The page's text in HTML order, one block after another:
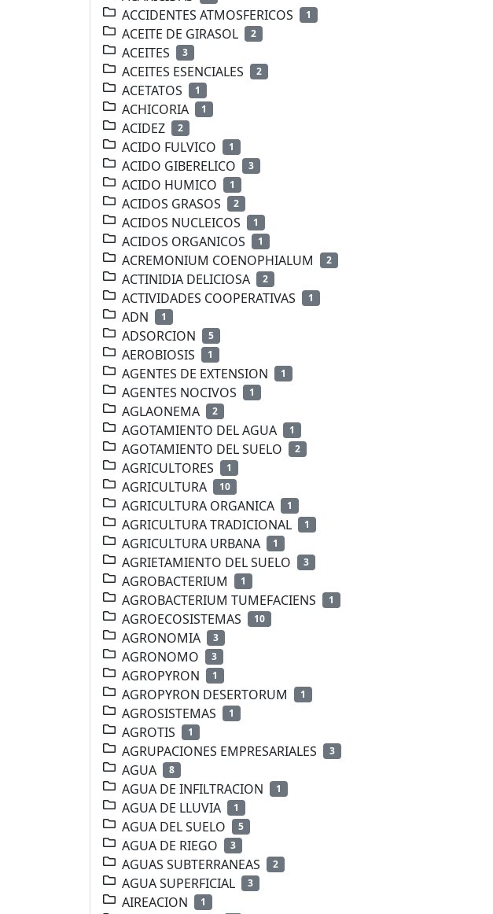
ACCIDENTES ATMOSFERICOS 1
ACEITE DE GIRASOL 2
ACEITES 3
ACEITES ESENCIALES 2
ACETATOS 1
ACHICORIA 1
ACIDEZ 2
ACIDO FULVICO 1
ACIDO GIBERELICO 3
ACIDO HUMICO 1
ACIDOS GRASOS 2
ACIDOS NUCLEICOS 1
ACIDOS ORGANICOS 1
ACREMONIUM COENOPHIALUM 2
ACTINIDIA DELICIOSA 2
ACTIVIDADES COOPERATIVAS 1
ADN 1
ADSORCION 5
AEROBIOSIS 1
AGENTES DE EXTENSION 1
AGENTES NOCIVOS 1
AGLAONEMA 2
AGOTAMIENTO DEL AGUA 1
AGOTAMIENTO DEL SUELO 2
AGRICULTORES 1
AGRICULTURA 10
AGRICULTURA ORGANICA 1
AGRICULTURA TRADICIONAL 1
AGRICULTURA URBANA 1
AGRIETAMIENTO DEL SUELO 3
AGROBACTERIUM 1
AGROBACTERIUM TUMEFACIENS 1
AGROECOSISTEMAS 10
AGRONOMIA 3
AGRONOMO 3
AGROPYRON 1
AGROPYRON DESERTORUM 1
AGROSISTEMAS 1
AGROTIS 1
AGRUPACIONES EMPRESARIALES 3
AGUA 8
AGUA DE INFILTRACION 1
AGUA DE LLUVIA 1
AGUA DEL SUELO 5
AGUA DE RIEGO 3
AGUAS SUBTERRANEAS 2
AGUA SUPERFICIAL 3
AIREACION 1